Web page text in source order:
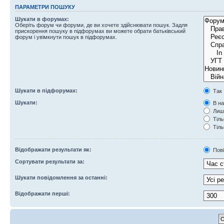
ПАРАМЕТРИ ПОШУКУ
Шукати в форумах:
Оберіть форум чи форуми, де ви хочете здійснювати пошук. Задля
прискорення пошуку в підфорумах ви можете обрати батьківський
форум і увімкнути пошук в підфорумах.
Шукати в підфорумах:
Так
Шукати:
В
Відображати результати як:
Сортувати результати за:
Шукати повідомлення за останні:
Відображати перші: